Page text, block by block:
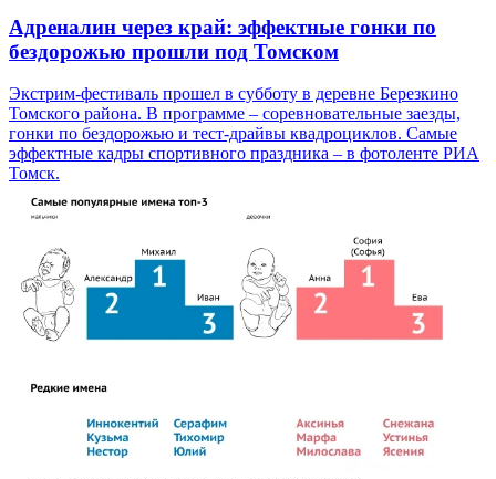
Адреналин через край: эффектные гонки по
бездорожью прошли под Томском
Экстрим-фестиваль прошел в субботу в деревне Березкино
Томского района. В программе – соревновательные заезды,
гонки по бездорожью и тест-драйвы квадроциклов. Самые
эффектные кадры спортивного праздника – в фотоленте РИА
Томск.